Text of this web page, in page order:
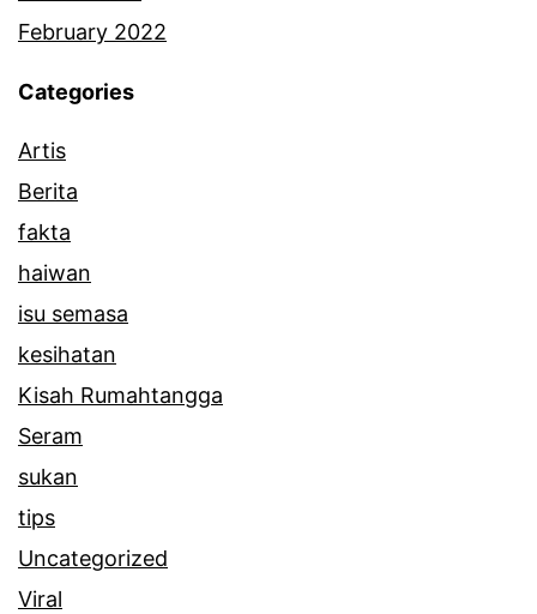
February 2022
Categories
Artis
Berita
fakta
haiwan
isu semasa
kesihatan
Kisah Rumahtangga
Seram
sukan
tips
Uncategorized
Viral